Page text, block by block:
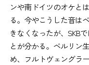
ンや南ドイツのオケと
る。今やこうした音は
きなくなったが、SKB
とが分かる。ベルリン
め、フルトヴェングラ